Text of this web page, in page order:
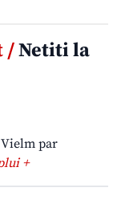
/Netiti la
par
+